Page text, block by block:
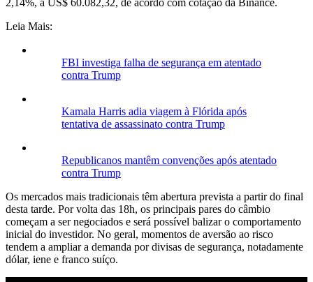
Leia Mais:
FBI investiga falha de segurança em atentado
contra Trump
Kamala Harris adia viagem à Flórida após
tentativa de assassinato contra Trump
Republicanos mantêm convenções após atentado
contra Trump
Os mercados mais tradicionais têm abertura prevista a partir do final
desta tarde. Por volta das 18h, os principais pares do câmbio
começam a ser negociados e será possível balizar o comportamento
inicial do investidor. No geral, momentos de aversão ao risco
tendem a ampliar a demanda por divisas de segurança, notadamente
dólar, iene e franco suíço.